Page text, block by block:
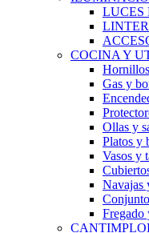
LUCES
COCINA Y
Gas y
Ollas y
Platos y
Vasos y
Navajas
Fregado